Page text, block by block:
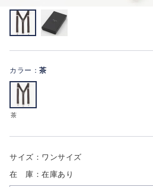
カラー： 茶
茶
サイズ：ワンサイズ
在 庫：在庫あり